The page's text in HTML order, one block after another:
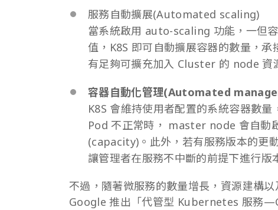
服務自動擴展(Automated scaling)
當系統啟用 auto-scaling 功能，一但
值，K8S 即可自動擴展容器的數量，
有足夠可擴充加入 Cluster 的 node 資
容器自動化管理(Automated
K8S 會維持使用者配置的系統容器數
Pod 不正常時， master node 會自動
(capacity)。此外，若有服務版本的更
讓管理者在服務不中斷的前提下進行版
不過，隨著微服務的數量增長，資源建構
Google 推出「代管型 Kubernetes 服務